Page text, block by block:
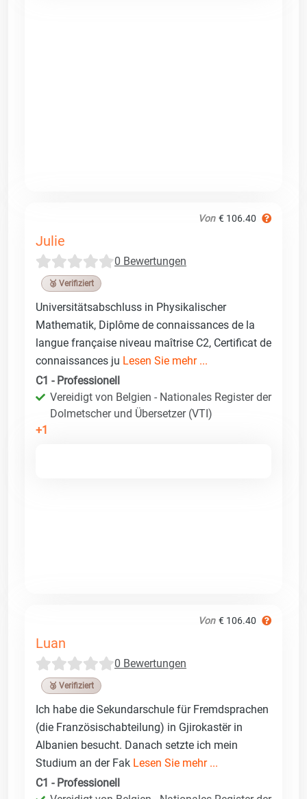
Von € 106.40
Julie
0 Bewertungen
🥉 Verifiziert
Universitätsabschluss in Physikalischer
Mathematik, Diplôme de connaissances de la
langue française niveau maîtrise C2, Certificat de
connaissances ju Lesen Sie mehr ...
C1 - Professionell
Vereidigt von Belgien - Nationales Register der
Dolmetscher und Übersetzer (VTI)
+1
Von € 106.40
Luan
0 Bewertungen
🥉 Verifiziert
Ich habe die Sekundarschule für Fremdsprachen
(die Französischabteilung) in Gjirokastër in
Albanien besucht. Danach setzte ich mein
Studium an der Fak Lesen Sie mehr ...
C1 - Professionell